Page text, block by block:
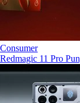
Consumer
Redmagic 11 Pro